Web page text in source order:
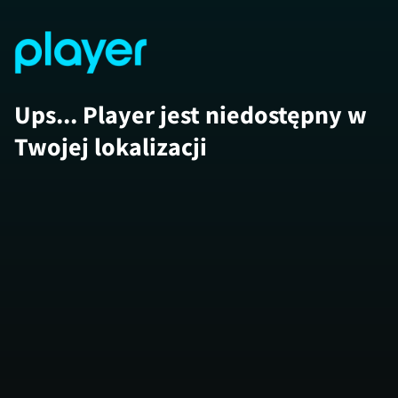
Ups... Player jest niedostępny w
Twojej lokalizacji